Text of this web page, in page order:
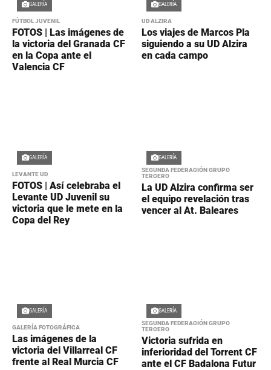
GALERÍA
FÚTBOL JUVENIL
FOTOS | Las imágenes de
la victoria del Granada CF
en la Copa ante el
Valencia CF
GALERÍA
UD ALZIRA
Los viajes de Marcos Pla
siguiendo a su UD Alzira
en cada campo
GALERÍA
LEVANTE UD
FOTOS | Así celebraba el
Levante UD Juvenil su
victoria que le mete en la
Copa del Rey
GALERÍA
SEGUNDA FEDERACIÓN GRUPO
TERCERO
La UD Alzira confirma ser
el equipo revelación tras
vencer al At. Baleares
GALERÍA
GALERÍA FOTOGRÁFICA
Las imágenes de la
victoria del Villarreal CF
frente al Real Murcia CF
GALERÍA
SEGUNDA FEDERACIÓN GRUPO
TERCERO
Victoria sufrida en
inferioridad del Torrent CF
ante el CF Badalona Futur